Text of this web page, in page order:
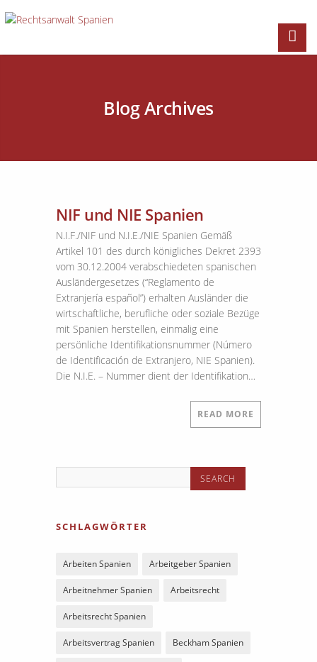
Blog Archives
NIF und NIE Spanien
N.I.F./NIF und N.I.E./NIE Spanien Gemäß
Artikel 101 des durch königliches Dekret 2393
vom 30.12.2004 verabschiedeten spanischen
Ausländergesetzes (“Reglamento de
Extranjería español”) erhalten Ausländer die
wirtschaftliche, berufliche oder soziale Bezüge
mit Spanien herstellen, einmalig eine
persönliche Identifikationsnummer (Número
de Identificación de Extranjero, NIE Spanien).
Die N.I.E. – Nummer dient der Identifikation…
READ MORE
SCHLAGWÖRTER
Arbeiten Spanien Arbeitgeber Spanien
Arbeitnehmer Spanien Arbeitsrecht
Arbeitsrecht Spanien
Arbeitsvertrag Spanien Beckham Spanien